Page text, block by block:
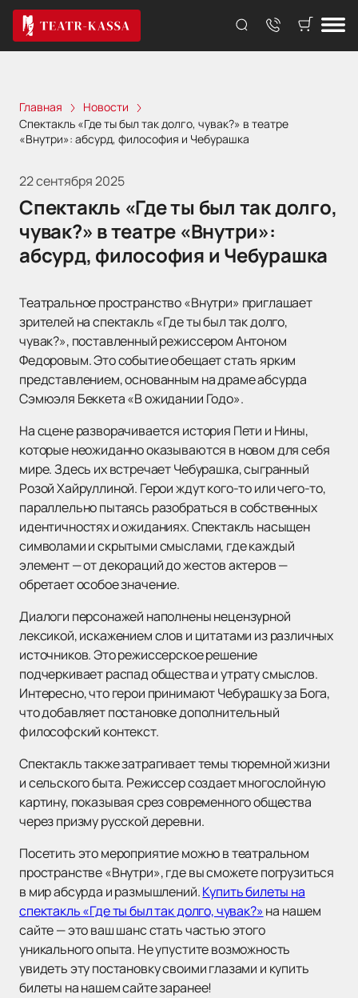
Главная
Новости
Спектакль «Где ты был так долго, чувак?» в театре
«Внутри»: абсурд, философия и Чебурашка
22 сентября 2025
Спектакль «Где ты был так долго,
чувак?» в театре «Внутри»:
абсурд, философия и Чебурашка
Театральное пространство «Внутри» приглашает
зрителей на спектакль «Где ты был так долго,
чувак?», поставленный режиссером Антоном
Федоровым. Это событие обещает стать ярким
представлением, основанным на драме абсурда
Сэмюэля Беккета «В ожидании Годо».
На сцене разворачивается история Пети и Нины,
которые неожиданно оказываются в новом для себя
мире. Здесь их встречает Чебурашка, сыгранный
Розой Хайруллиной. Герои ждут кого-то или чего-то,
параллельно пытаясь разобраться в собственных
идентичностях и ожиданиях. Спектакль насыщен
символами и скрытыми смыслами, где каждый
элемент — от декораций до жестов актеров —
обретает особое значение.
Диалоги персонажей наполнены нецензурной
лексикой, искажением слов и цитатами из различных
источников. Это режиссерское решение
подчеркивает распад общества и утрату смыслов.
Интересно, что герои принимают Чебурашку за Бога,
что добавляет постановке дополнительный
философский контекст.
Спектакль также затрагивает темы тюремной жизни
и сельского быта. Режиссер создает многослойную
картину, показывая срез современного общества
через призму русской деревни.
Посетить это мероприятие можно в театральном
пространстве «Внутри», где вы сможете погрузиться
в мир абсурда и размышлений.Купить билеты на
спектакль «Где ты был так долго, чувак?»на нашем
сайте — это ваш шанс стать частью этого
уникального опыта. Не упустите возможность
увидеть эту постановку своими глазами и купить
билеты на нашем сайте заранее!